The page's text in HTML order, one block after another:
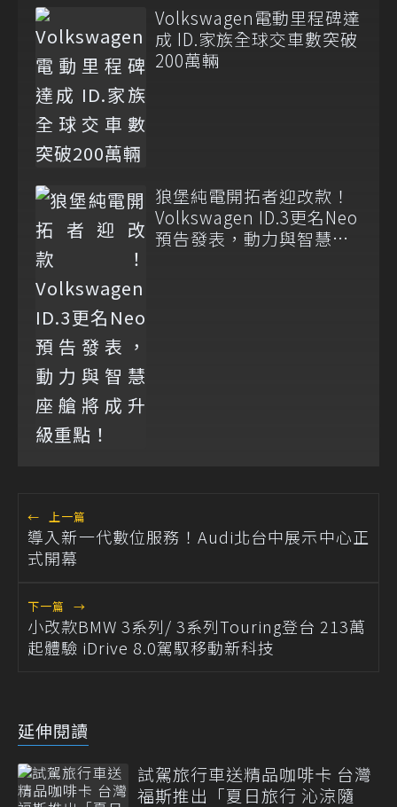
Volkswagen電動里程碑達
成 ID.家族全球交車數突破
200萬輛
狼堡純電開拓者迎改款！
Volkswagen ID.3更名Neo
預告發表，動力與智慧座
← 上一篇
導入新一代數位服務！Audi北台中展示中心正
式開幕
下一篇 →
小改款BMW 3系列/ 3系列Touring登台 213萬
起體驗 iDrive 8.0駕馭移動新科技
延伸閱讀
試駕旅行車送精品咖啡卡 台灣
福斯推出「夏日旅行 沁涼隨